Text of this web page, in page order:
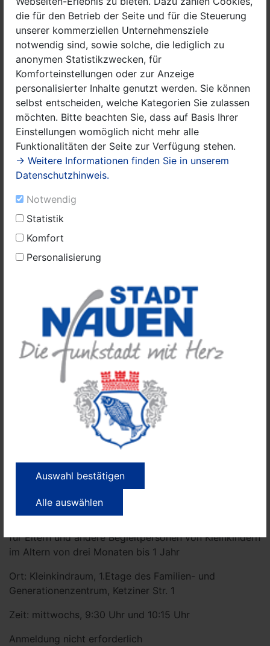
die für den Betrieb der Seite und für die Steuerung
unserer kommerziellen Unternehmensziele
notwendig sind, sowie solche, die lediglich zu
anonymen Statistikzwecken, für
Komforteinstellungen oder zur Anzeige
personalisierter Inhalte genutzt werden. Sie können
selbst entscheiden, welche Kategorien Sie zulassen
möchten. Bitte beachten Sie, dass auf Basis Ihrer
Einstellungen womöglich nicht mehr alle
Funktionalitäten der Seite zur Verfügung stehen.
→ Weitere Informationen finden Sie in unserem
Datenschutzhinweis.
Notwendig
Statistik
Komfort
Personalisierung
Auswahl bestätigen
Alle auswählen
Akteurinnen im Familien- und Generationenzentrum
ihre Arbeit auf. „Frau Günther war schon hier bevor ich
begann und ist dem FGZ seither treu“, sagte FGZ-
Leiterin Annett Lahn, die ein breites Angebot für
(werdende) Eltern mit Hilfe der Fördergelder des
Landkreises Havelland im städtischen Zentrum
organisieren kann. Aufgrund der enormen Resonanz
findet der Kurs „Musik für Baby“ seit 6 Jahren sogar
zweimal hintereinander statt.
Das Angebot der Dallgower Musikpädagogin versteht
sich als offenes Angebot.
Großeltern oder Pflegeeltern mittwochs um 9.30 und
um 10:15 Uhr kommen werden.
Die Musikeinheiten haben jeweils einen fest
strukturierten Ablauf.
anwesenden Kinder namentlich begrüßt werden und
dazu Cymbel-Klänge hören. Anne-Verena Günther
berichtet: „Die Reaktionen der Babys sind spontan. Die
Aufmerksamkeit der Kinder und ihrer Begleitung wird
geweckt, so dass man bereits in den ersten Minuten
das Hör- und Sehvermögen der Kinder sowie die
Reaktionsfähigkeit bemerken kann.“
Bereits nach mehreren Wochen der Teilnahme ist
sichtbar, dass ca. 6-monatige Kinder Lieder und die
dort immer gleich verwendeten Gesten
wiedererkennen und mitmachen. So fördert die Musik
auch die motorischen Fähigkeiten der Kinder.
Musik für Babys ist ein Kurs:
für Eltern und andere Begleitpersonen von Kleinkindern
im Altern von drei Monaten bis 1 Jahr
Ort: Kleinkindraum, 1.Etage des Familien- und
Generationenzentrum, Ketziner Str. 1
Zeit: mittwochs, 9:30 Uhr und 10:15 Uhr
Anmeldung nicht erforderlich